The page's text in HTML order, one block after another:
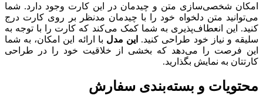
امکان شخصی‌سازی متن و چیدمان در این کارت وجود دارد. شما
می‌توانید متن دلخواه خود را با چیدمان مدنظر بر روی کارت درج
کنید. این انعطاف‌پذیری به شما کمک می‌کند که کارت را با توجه به
سلیقه و نیاز خود طراحی کنید. این مدل با ارائه این امکان، به شما
این فرصت را می‌دهد که بخشی از خلاقیت خود را در طراحی
کارتتان به نمایش بگذارید.
محتویات و بسته‌بندی سفارش